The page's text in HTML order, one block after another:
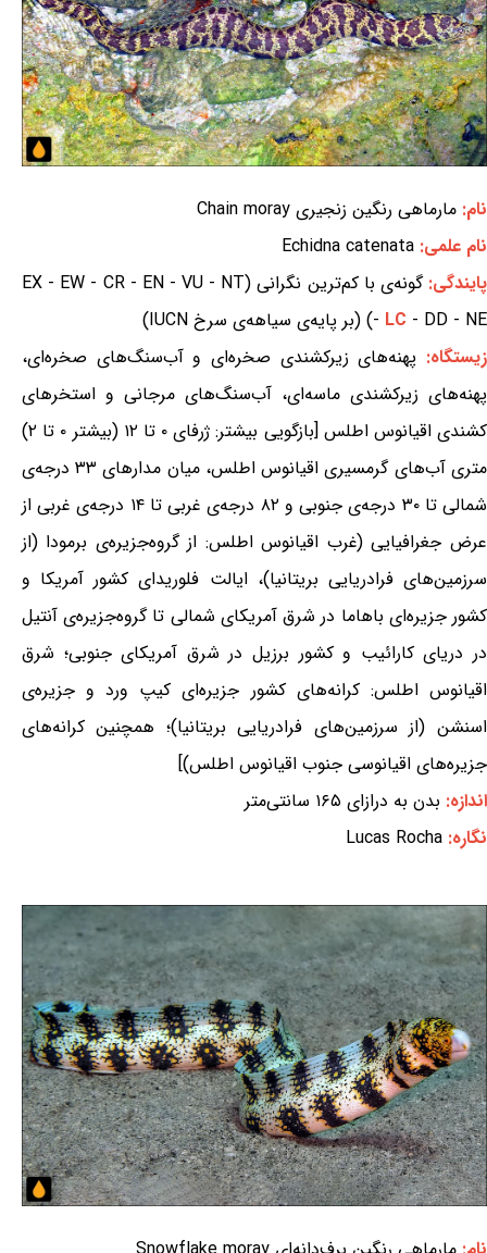
نام: مارماهی رنگین زنجیری Chain moray
نام علمی: Echidna catenata
پایندگی:
گونه‌ی با کم‌ترین نگرانی (EX - EW - CR - EN - VU - NT
- LC - DD - NE) (بر پایه‌ی سیاهه‌ی سرخ IUCN)
زیستگاه: پهنه‌های زیرکشندی صخره‌ای و آب‌سنگ‌های صخره‌ای،
پهنه‌های زیرکشندی ماسه‌ای، آب‌سنگ‌های مرجانی و استخرهای
کشندی اقیانوس اطلس [بازگویی بیشتر: ژرفای ۰ تا ۱۲ (بیشتر ۰ تا ۲)
متری آب‌های گرمسیری اقیانوس اطلس، میان مدارهای ۳۳ درجه‌ی
شمالی تا ۳۰ درجه‌ی جنوبی و ۸۲ درجه‌ی غربی تا ۱۴ درجه‌ی غربی از
عرض جغرافیایی (غرب اقیانوس اطلس: از گروه‌جزیره‌ی برمودا (از
سرزمین‌های فرادریایی بریتانیا)، ایالت فلوریدای کشور آمریکا و
کشور جزیره‌ای باهاما در شرق آمریکای شمالی تا گروه‌جزیره‌ی آنتیل
در دریای کارائیب و کشور برزیل در شرق آمریکای جنوبی؛ شرق
اقیانوس اطلس: کرانه‌های کشور جزیره‌ای کیپ ورد و جزیره‌ی
اسنشن (از سرزمین‌های فرادریایی بریتانیا)؛ همچنین کرانه‌های
جزیره‌های اقیانوسی جنوب اقیانوس اطلس)]
اندازه: بدن به درازای ۱۶۵ سانتی‌متر
نگاره: Lucas Rocha